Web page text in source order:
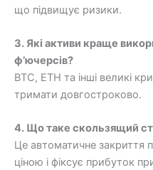
що підвищує ризики.
3. Які активи краще
ф’ючерсів?
BTC, ETH та інші великі
тримати довгостроково.
4. Що таке скользящий
Це автоматичне закриття
ціною і фіксує прибуток